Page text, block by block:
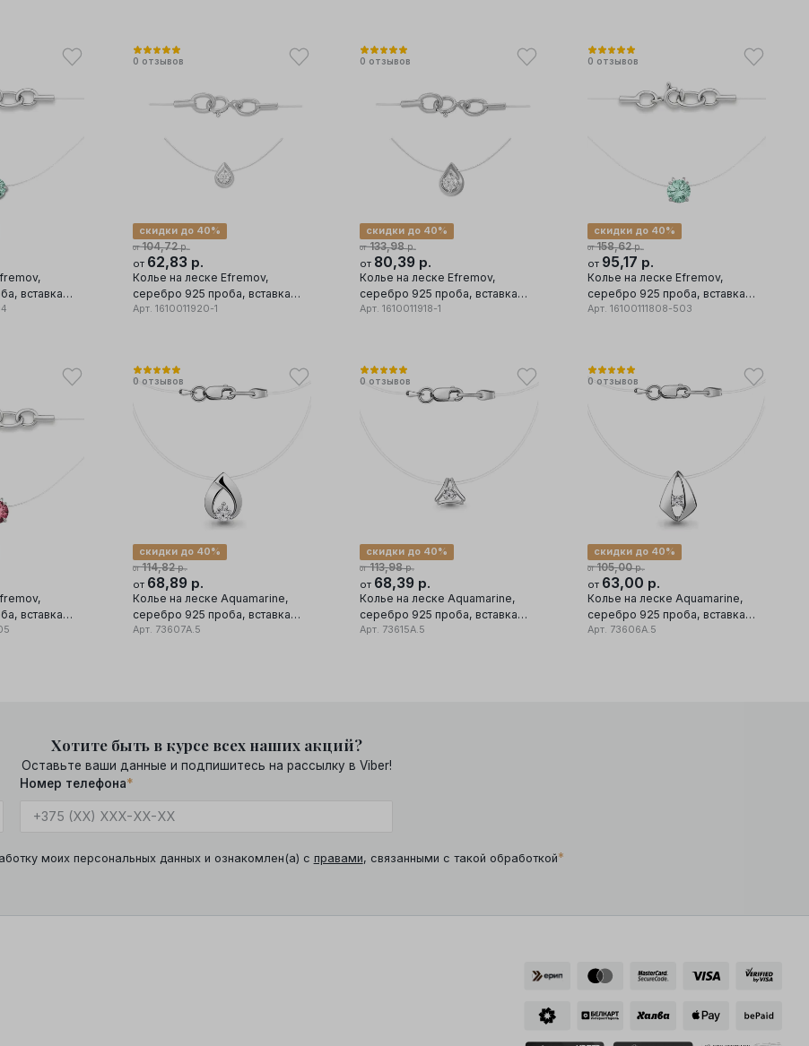
вставка
0 отзывов
от104,72р.
скидки до 40%
от 62,83 р.
Колье на леске Efremov,
серебро 925 проба, вставка
фианит
Арт. 1610011920-1
0 отзывов
от133,98р.
скидки до 40%
от 80,39 р.
Колье на леске Efremov,
серебро 925 проба, вставка
фианит
Арт. 1610011918-1
0 отзывов
от158,62р.
скидки до 40%
от 95,17 р.
Колье на леске Efremov,
серебро 925 проба, вставка
фианит
Арт. 16100111808-503
вставка
0 отзывов
от114,82р.
скидки до 40%
от 68,89 р.
Колье на леске Aquamarine,
серебро 925 проба, вставка
фианит
Арт. 73607А.5
0 отзывов
от113,98р.
скидки до 40%
от 68,39 р.
Колье на леске Aquamarine,
серебро 925 проба, вставка
фианит
Арт. 73615А.5
0 отзывов
от105,00р.
скидки до 40%
от 63,00 р.
Колье на леске Aquamarine,
серебро 925 проба, вставка
леска
Арт. 73606А.5
Хотите быть в курсе всех наших акций?
Оставьте ваши данные и подпишитесь на рассылку в Viber!
Номер телефона*
моих персональных данных и ознакомлен(а) с правами, связанными с такой обработкой*